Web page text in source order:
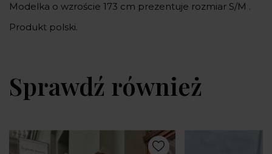
Modelka o wzroście 173 cm prezentuje rozmiar S/M .
Produkt polski.
Sprawdź również